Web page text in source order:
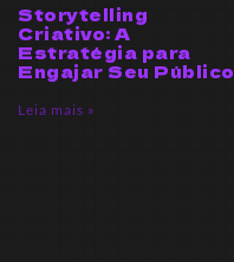
Storytelling
Criativo: A
Estratégia para
Engajar Seu Público
Leia mais »